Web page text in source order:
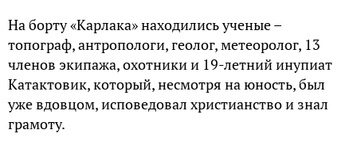
На борту «Карлака» находились ученые –
топограф, антропологи, геолог, метеоролог, 13
членов экипажа, охотники и 19-летний инупиат
Катактовик, который, несмотря на юность, был
уже вдовцом, исповедовал христианство и знал
грамоту.